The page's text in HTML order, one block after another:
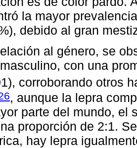
la mayor
debido al gran
al género, se
con una
corroborando otros
, aunque la lepra
parte del mundo, el
proporción de 2:1.
hay lepra